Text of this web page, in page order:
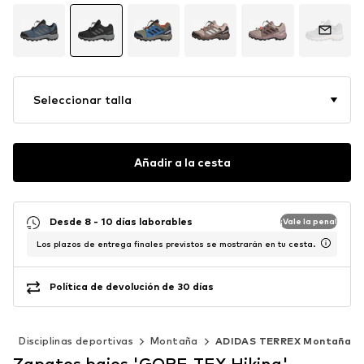
Seleccionar talla
Añadir a la cesta
Desde 8 - 10 días laborables ¡Vale la pena!
Los plazos de entrega finales previstos se mostrarán en tu cesta.
Política de devolución de 30 días
Disciplinas deportivas Montaña ADIDAS TERREX Montaña